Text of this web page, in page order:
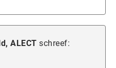
ALECT schreef: